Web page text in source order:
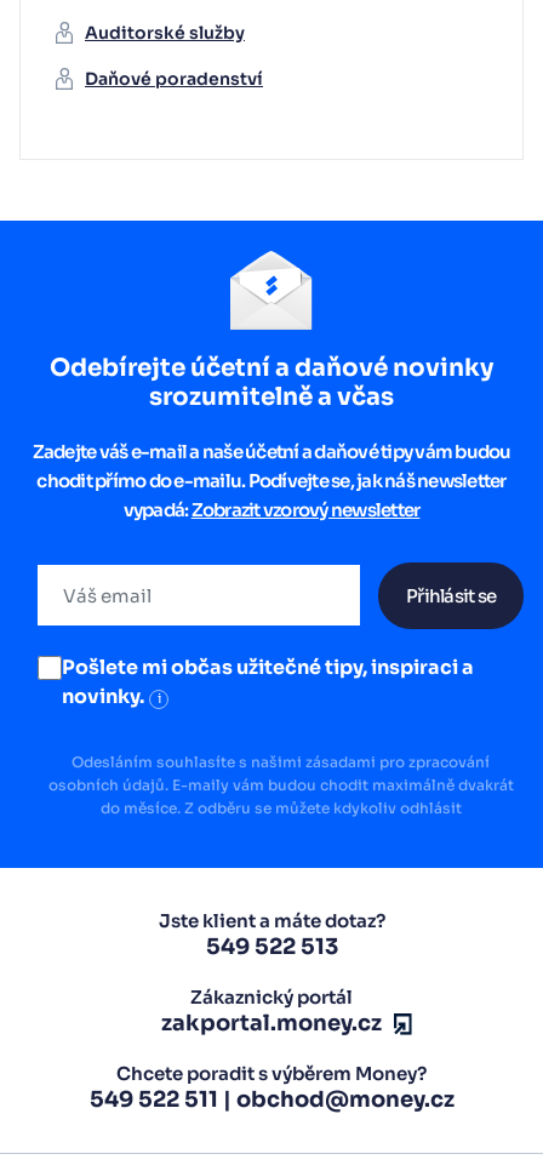
Auditorské služby
Daňové poradenství
Odebírejte účetní a daňové novinky
srozumitelně a včas
Zadejte váš e-mail a naše účetní a daňové tipy vám budou
chodit přímo do e-mailu. Podívejte se, jak náš newsletter
vypadá:Zobrazit vzorový newsletter
Přihlásit se
Pošlete mi občas užitečné tipy, inspiraci a
novinky.
i
Odesláním souhlasíte s našimi zásadami pro zpracování
osobních údajů. E-maily vám budou chodit maximálně dvakrát
do měsíce. Z odběru se můžete kdykoliv odhlásit
Jste klient a máte dotaz?
549 522 513
Zákaznický portál
zakportal.money.cz
Chcete poradit s výběrem Money?
549 522 511 | obchod@money.cz